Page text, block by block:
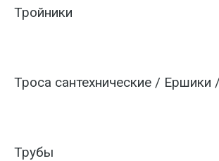
Тройники
Троса сантехнические / Ершики
Трубы